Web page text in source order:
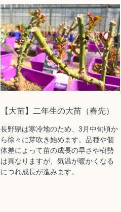
【大苗】二年生の大苗（春先）
長野県は寒冷地のため、3月中旬頃か
ら徐々に芽吹き始めます。品種や個
体差によって苗の成長の早さや樹勢
は異なりますが、気温が暖かくなる
につれ成長が進みます。